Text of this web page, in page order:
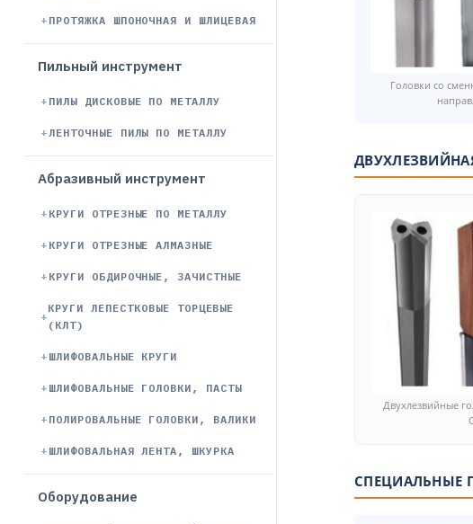
ПРОТЯЖКА ШПОНОЧНАЯ И ШЛИЦЕВАЯ
Пильный инструмент
ПИЛЫ ДИСКОВЫЕ ПО МЕТАЛЛУ
ЛЕНТОЧНЫЕ ПИЛЫ ПО МЕТАЛЛУ
Абразивный инструмент
КРУГИ ОТРЕЗНЫЕ ПО МЕТАЛЛУ
КРУГИ ОТРЕЗНЫЕ АЛМАЗНЫЕ
КРУГИ ОБДИРОЧНЫЕ, ЗАЧИСТНЫЕ
КРУГИ ЛЕПЕСТКОВЫЕ ТОРЦЕВЫЕ
(КЛТ)
ШЛИФОВАЛЬНЫЕ КРУГИ
ШЛИФОВАЛЬНЫЕ ГОЛОВКИ, ПАСТЫ
ПОЛИРОВАЛЬНЫЕ ГОЛОВКИ, ВАЛИКИ
ШЛИФОВАЛЬНАЯ ЛЕНТА, ШКУРКА
Оборудование
Головки со
Двухлезвийные
СПЕЦИАЛЬНЫЕ